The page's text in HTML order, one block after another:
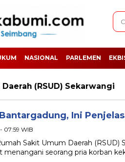
NASIONAL PARLEMEN
(RSUD) Sekarwangi
Ini
07:59 WIB
Sakit Umum Daerah (RSUD)
seorang pria korban